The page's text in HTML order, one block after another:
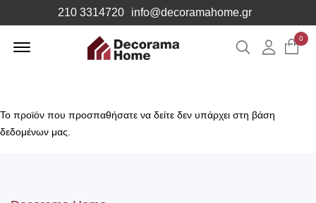
210 3314720 info@decoramahome.gr
Αναζήτηση
0
Το προϊόν που προσπαθήσατε να δείτε δεν υπάρχει στη βάση
δεδομένων μας.